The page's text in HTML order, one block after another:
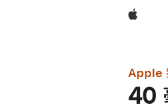
Apple
Apple
40